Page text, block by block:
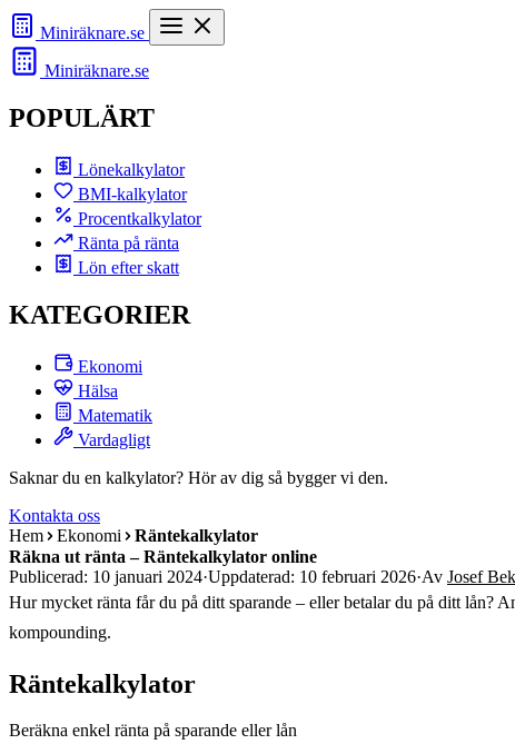
Miniräknare.se
Miniräknare.se
POPULÄRT
Lönekalkylator
BMI-kalkylator
Procentkalkylator
Ränta på ränta
Lön efter skatt
KATEGORIER
Ekonomi
Hälsa
Matematik
Vardagligt
Saknar du en kalkylator? Hör av dig så bygger vi den.
Kontakta oss
Hem
Ekonomi
Räntekalkylator
Räkna ut ränta – Räntekalkylator online
Publicerad: 10 januari 2024·Uppdaterad: 10 februari 2026·Av Josef
Hur mycket ränta får du på ditt sparande – eller betalar du på ditt lån?
kompounding.
Räntekalkylator
Beräkna enkel ränta på sparande eller lån